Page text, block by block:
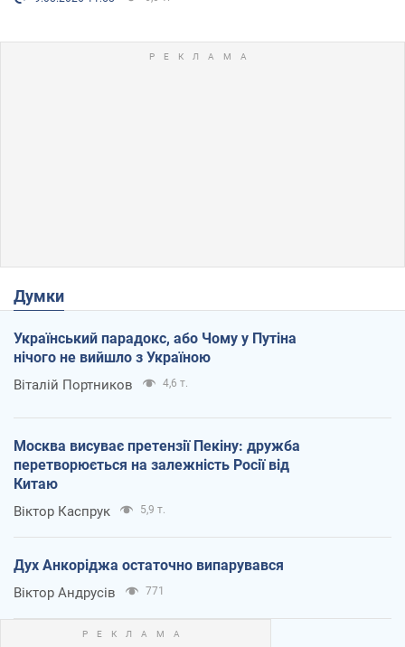
Думки
Український парадокс, або Чому у Путіна
нічого не вийшло з Україною
Віталій Портников 4,6 т.
Москва висуває претензії Пекіну: дружба
перетворюється на залежність Росії від
Китаю
Віктор Каспрук 5,9 т.
Дух Анкоріджа остаточно випарувався
Віктор Андрусів 771